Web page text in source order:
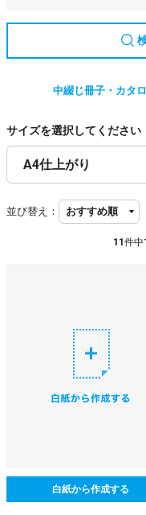
中綴じ冊子・カタ
サイズを選択してください
並び替え：
11 件中1
白紙から作成する